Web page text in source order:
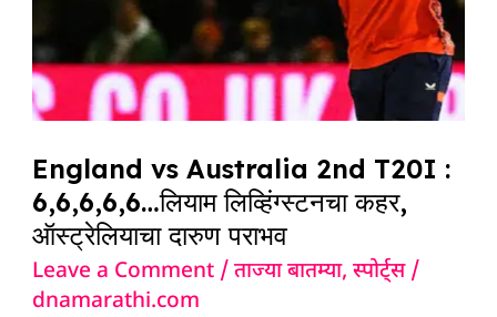
England vs Australia 2nd T20I :
6,6,6,6,6…लियाम लिव्हिंग्स्टनचा कहर,
ऑस्ट्रेलियाचा दारुण पराभव
Leave a Comment /ताज्या बातम्या,स्पोर्ट्स/
dnamarathi.com
6,6,6,6,6…
लियाम
लिव्हिंग्स्टनचा
ऑस्ट्रेलियाचा
दारुण
पराभव